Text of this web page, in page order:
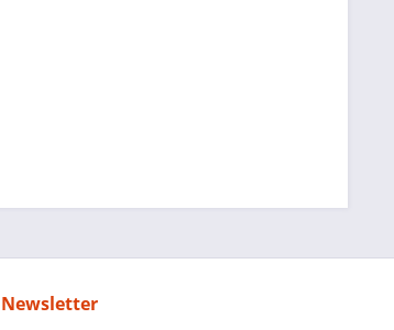
Newsletter